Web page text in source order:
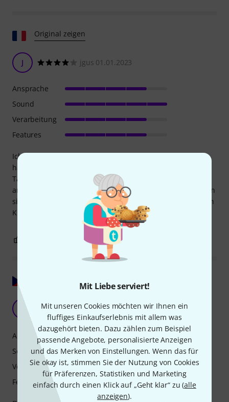
Mit Liebe serviert!
Mit unseren Cookies möchten wir Ihnen ein
fluffiges Einkaufserlebnis mit allem was
dazugehört bieten. Dazu zählen zum Beispiel
passende Angebote, personalisierte Anzeigen
und das Merken von Einstellungen. Wenn das für
Sie okay ist, stimmen Sie der Nutzung von Cookies
für Präferenzen, Statistiken und Marketing
einfach durch einen Klick auf „Geht klar“ zu (alle
anzeigen).
Original zeigen
J jgus 01.01.2023
Ich spiele in einem Mundharmonika-Quartett; wir spielen
hauptsächlich keltische, bretonische und irische
Tanzmelodien. Die Lee Oskar LOW C Mundharmonika ist
angenehm zu spielen, ihr Klang ist voll und kräftig. Ich kann
sie auch Anfängern empfehlen. Sie wird Ihre musikalischen
Kreationen mit neuen Ideen bereichern. – Jean-Marie
Ansprache
Sound
Verarbeitung
Features
BEWERTUNG MELDEN
Inspirierender Klang
muzikus 27.02.2024
Ansprache
Sound
Verarbeitung
Features